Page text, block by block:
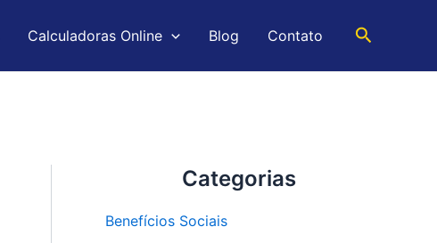
Calculadoras Online Blog Contato Pesquisar
Categorias
Benefícios Sociais